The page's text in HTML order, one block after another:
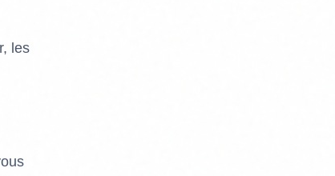
les